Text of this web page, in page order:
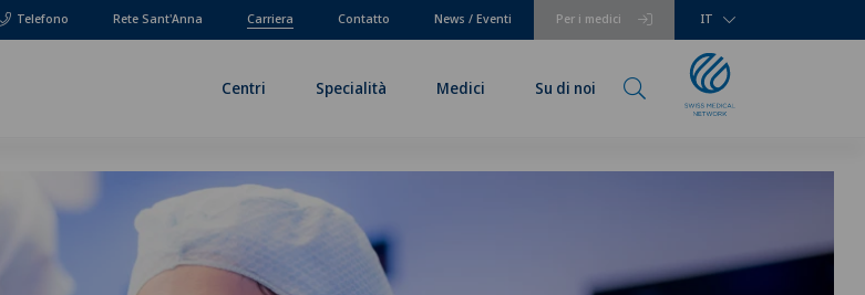
Telefono Per i medici
Rete Sant'Anna Carriera Contatto News / Eventi IT
Centri Specialità Medici Su di noi